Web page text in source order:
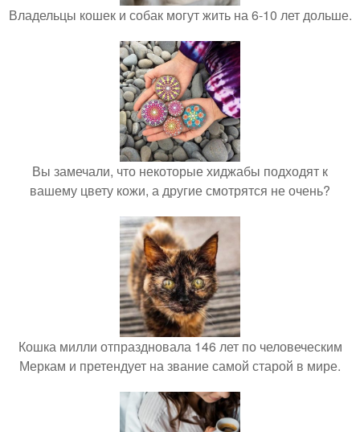
Владельцы кошек и собак могут жить на 6-10 лет дольше.
Вы замечали, что некоторые хиджабы подходят к
вашему цвету кожи, а другие смотрятся не очень?
Кошка милли отпраздновала 146 лет по человеческим
Меркам и претендует на звание самой старой в мире.